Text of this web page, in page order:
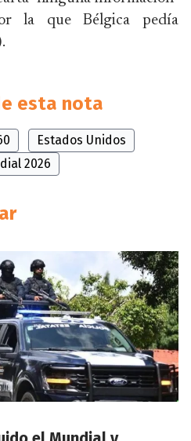
la que Bélgica pedía
esta nota
Estados Unidos
2026